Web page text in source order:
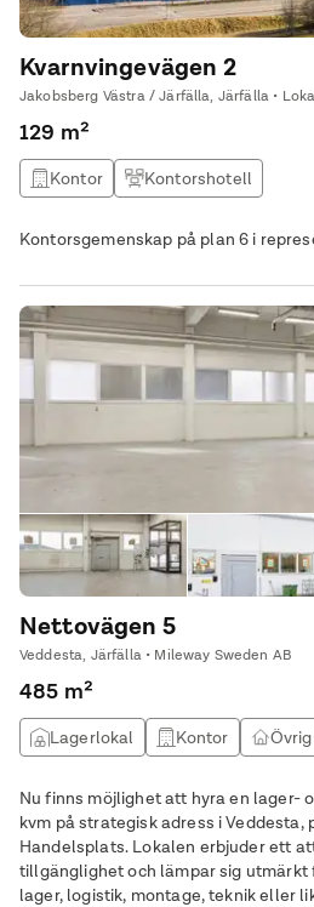
Kvarnvingevägen 2
Jakobsberg Västra / Järfälla, Järfälla •
129 m²
Kontor Kontorshotell
Kontorsgemenskap på plan 6 i
Nettovägen 5
Veddesta, Järfälla • Mileway Sweden AB
485 m²
Lagerlokal Kontor
Nu finns möjlighet att hyra en lager-
kvm på strategisk adress i Veddesta,
Handelsplats. Lokalen erbjuder ett
tillgänglighet och lämpar sig utmärkt
lager, logistik, montage, teknik eller liknande.